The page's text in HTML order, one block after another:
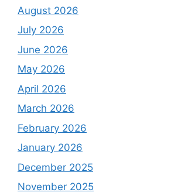
August 2026
July 2026
June 2026
May 2026
April 2026
March 2026
February 2026
January 2026
December 2025
November 2025